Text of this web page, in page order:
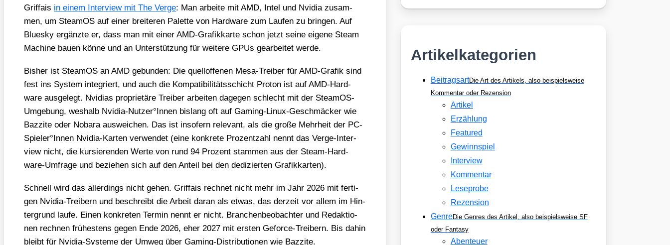
Grif­fais in einem Inter­view mit The Ver­ge: Man arbei­te mit AMD, Intel und Nvi­dia zusam­
men, um Steam­OS auf einer brei­te­ren Palet­te von Hard­ware zum Lau­fen zu brin­gen. Auf
Blues­ky ergänz­te er, dass man mit einer AMD-Gra­fik­kar­te schon jetzt sei­ne eige­ne Steam
Machi­ne bau­en kön­ne und an Unter­stüt­zung für wei­te­re GPUs gear­bei­tet wer­de.
Bis­her ist Steam­OS an AMD gebun­den: Die quell­of­fe­nen Mesa-Trei­ber für AMD-Gra­fik sind
fest ins Sys­tem inte­griert, und auch die Kom­pa­ti­bi­li­täts­schicht Pro­ton ist auf AMD-Hard­
ware aus­ge­legt. Nvi­di­as pro­prie­tä­re Trei­ber arbei­ten dage­gen schlecht mit der Steam­OS-
Umge­bung, wes­halb Nvidia-Nutzer°Innen bis­lang oft auf Gam­ing-Linux-Geschmä­cker wie
Baz­zi­te oder Noba­ra aus­wei­chen. Das ist inso­fern rele­vant, als die gro­ße Mehr­heit der PC-
Spieler°Innen Nvi­dia-Kar­ten ver­wen­det (eine kon­kre­te Pro­zent­zahl nennt das Ver­ge-Inter­
view nicht, die kur­sie­ren­den Wer­te von rund 94 Pro­zent stam­men aus der Steam-Hard­
ware-Umfra­ge und bezie­hen sich auf den Anteil bei den dedi­zier­ten Gra­fik­kar­ten).
Schnell wird das aller­dings nicht gehen. Grif­fais rech­net nicht mehr im Jahr 2026 mit fer­ti­
gen Nvi­dia-Trei­bern und beschreibt die Arbeit dar­an als etwas, das der­zeit vor allem im Hin­
ter­grund lau­fe. Einen kon­kre­ten Ter­min nennt er nicht. Bran­chen­be­ob­ach­ter und Redak­tio­
nen rech­nen frü­hes­tens gegen Ende 2026, eher 2027 mit ers­ten Geforce-Trei­bern. Bis dahin
bleibt für Nvi­dia-Sys­te­me der Umweg über Gam­ing-Dis­tri­bu­tio­nen wie Baz­zi­te.
Artikelkategorien
BeitragsartDie Art des Artikels, also beispielsweise
Kommentar oder Rezension
Artikel
Erzählung
Featured
Gewinnspiel
Interview
Kommentar
Leseprobe
Rezension
GenreDie Genres des Artikel, also beispielsweise SF
oder Fantasy
Abenteuer